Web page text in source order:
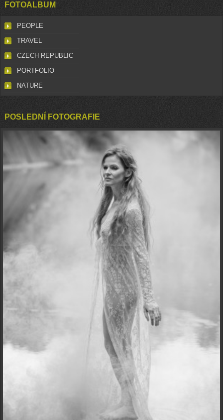
FOTOALBUM
PEOPLE
TRAVEL
CZECH REPUBLIC
PORTFOLIO
NATURE
POSLEDNÍ FOTOGRAFIE